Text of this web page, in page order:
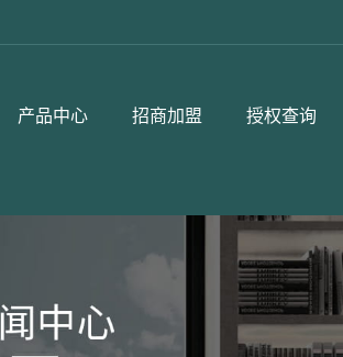
产品中心 招商加盟 授权查询